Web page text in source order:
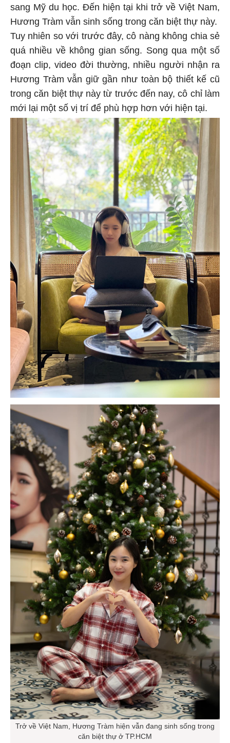
sang Mỹ du học. Đến hiện tại khi trở về Việt Nam,
Hương Tràm vẫn sinh sống trong căn biệt thự này.
Tuy nhiên so với trước đây, cô nàng không chia sẻ
quá nhiều về không gian sống. Song qua một số
đoạn clip, video đời thường, nhiều người nhận ra
Hương Tràm vẫn giữ gần như toàn bộ thiết kế cũ
trong căn biệt thự này từ trước đến nay, cô chỉ làm
mới lại một số vị trí để phù hợp hơn với hiện tại.
Trở về Việt Nam, Hương Tràm hiện vẫn đang sinh sống trong
căn biệt thự ở TP.HCM